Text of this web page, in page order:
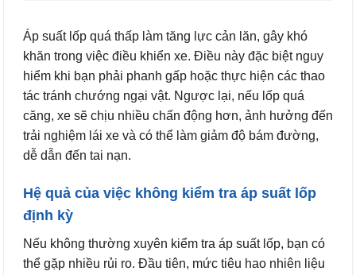
Áp suất lốp quá thấp làm tăng lực cản lăn, gây khó
khăn trong việc điều khiển xe. Điều này đặc biệt nguy
hiểm khi bạn phải phanh gấp hoặc thực hiện các thao
tác tránh chướng ngại vật. Ngược lại, nếu lốp quá
căng, xe sẽ chịu nhiều chấn động hơn, ảnh hưởng đến
trải nghiệm lái xe và có thể làm giảm độ bám đường,
dễ dẫn đến tai nạn.
Hệ quả của việc không kiểm tra áp suất lốp
định kỳ
Nếu không thường xuyên kiểm tra áp suất lốp, bạn có
thể gặp nhiều rủi ro. Đầu tiên, mức tiêu hao nhiên liệu